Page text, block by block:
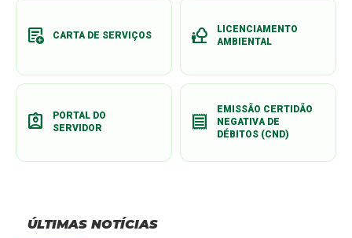
add_notes CARTA DE SERVIÇOS nature_people
LICENCIAMENTO
AMBIENTAL
assignment_ind
PORTAL DO
SERVIDOR
receipt
EMISSÃO CERTIDÃO
NEGATIVA DE
DÉBITOS (CND)
ÚLTIMAS NOTÍCIAS